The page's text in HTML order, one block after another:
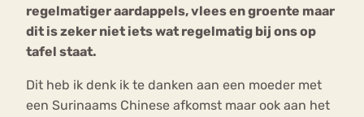
regelmatiger aardappels, vlees en groente maar
dit is zeker niet iets wat regelmatig bij ons op
tafel staat.
Dit heb ik denk ik te danken aan een moeder met
een Surinaams Chinese afkomst maar ook aan het